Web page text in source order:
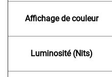
Affichage de couleur
Luminosité (Nits)